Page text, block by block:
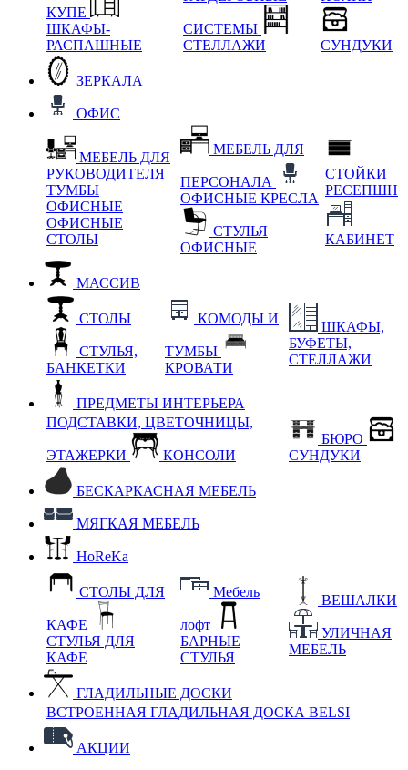
КУПЕ
ШКАФЫ-
РАСПАШНЫЕ
СИСТЕМЫ
СТЕЛЛАЖИ
СУНДУКИ
ЗЕРКАЛА
ОФИС
МЕБЕЛЬ ДЛЯ
РУКОВОДИТЕЛЯ
ТУМБЫ
ОФИСНЫЕ
ОФИСНЫЕ
СТОЛЫ
МЕБЕЛЬ ДЛЯ
ПЕРСОНАЛА
ОФИСНЫЕ КРЕСЛА
СТУЛЬЯ
ОФИСНЫЕ
СТОЙКИ
РЕСЕПШН
КАБИНЕТ
МАССИВ
СТОЛЫ
СТУЛЬЯ,
БАНКЕТКИ
КОМОДЫ И
ТУМБЫ
КРОВАТИ
ШКАФЫ,
БУФЕТЫ,
СТЕЛЛАЖИ
ПРЕДМЕТЫ ИНТЕРЬЕРА
ПОДСТАВКИ, ЦВЕТОЧНИЦЫ,
ЭТАЖЕРКИ КОНСОЛИ
БЮРО
СУНДУКИ
БЕСКАРКАСНАЯ МЕБЕЛЬ
МЯГКАЯ МЕБЕЛЬ
HoReKa
СТОЛЫ ДЛЯ
КАФЕ
СТУЛЬЯ ДЛЯ
КАФЕ
Мебель
лофт
БАРНЫЕ
СТУЛЬЯ
ВЕШАЛКИ
УЛИЧНАЯ
МЕБЕЛЬ
ГЛАДИЛЬНЫЕ ДОСКИ
ВСТРОЕННАЯ ГЛАДИЛЬНАЯ ДОСКА BELSI
АКЦИИ